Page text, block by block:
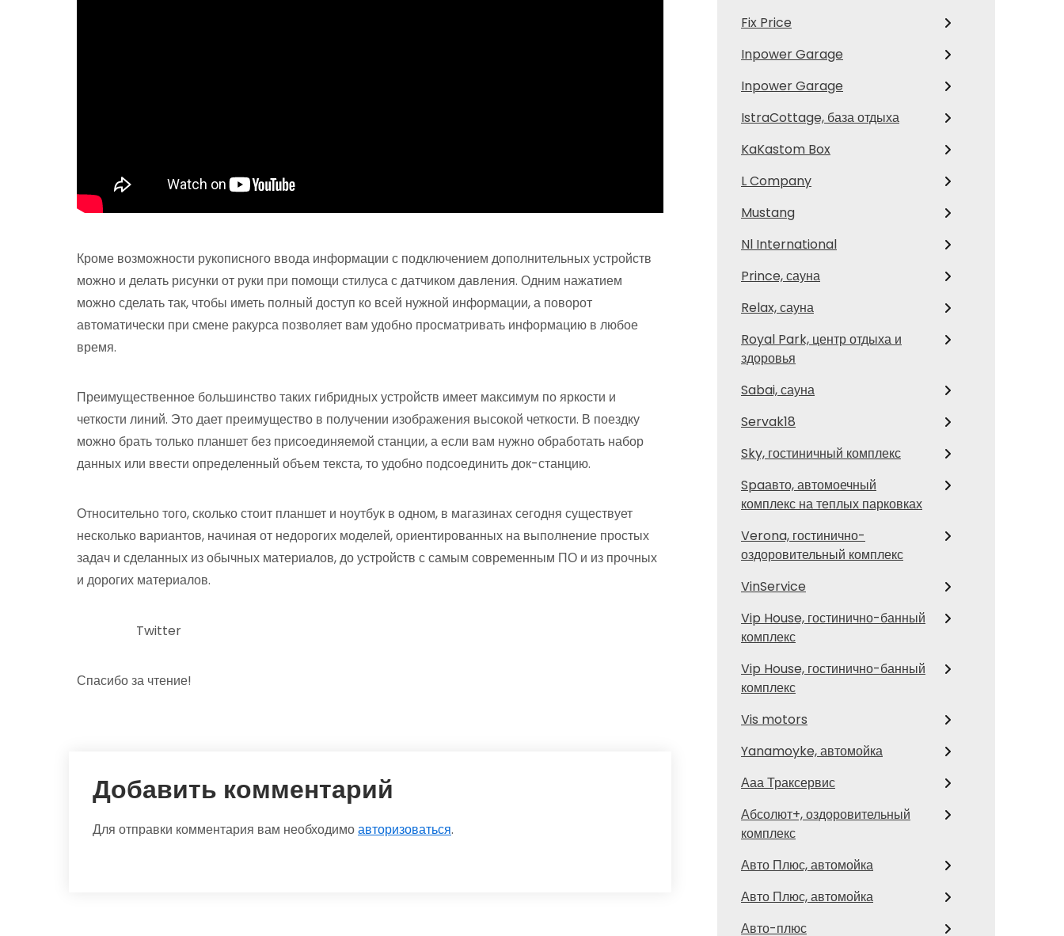
Кроме возможности рукописного ввода информации с подключением дополнительных устройств
можно и делать рисунки от руки при помощи стилуса с датчиком давления. Одним нажатием
можно сделать так, чтобы иметь полный доступ ко всей нужной информации, а поворот
автоматически при смене ракурса позволяет вам удобно просматривать информацию в любое
время.
Преимущественное большинство таких гибридных устройств имеет максимум по яркости и
четкости линий. Это дает преимущество в получении изображения высокой четкости. В поездку
можно брать только планшет без присоединяемой станции, а если вам нужно обработать набор
данных или ввести определенный объем текста, то удобно подсоединить док-станцию.
Относительно того, сколько стоит планшет и ноутбук в одном, в магазинах сегодня существует
несколько вариантов, начиная от недорогих моделей, ориентированных на выполнение простых
задач и сделанных из обычных материалов, до устройств с самым современным ПО и из прочных
и дорогих материалов.
Twitter
Спасибо за чтение!
Добавить комментарий
Для отправки комментария вам необходимоавторизоваться.
Fix Price
Inpower Garage
Inpower Garage
IstraCottage, база отдыха
KaKastom Box
L Company
Mustang
Nl International
Prince, сауна
Relax, сауна
Royal Park, центр отдыха и
здоровья
Sabai, сауна
Servak18
Sky, гостиничный комплекс
Spaавто, автомоечный
комплекс на теплых парковках
Verona, гостинично-
оздоровительный комплекс
VinService
Vip House, гостинично-банный
комплекс
Vip House, гостинично-банный
комплекс
Vis motors
Yanamoyke, автомойка
Ааа Траксервис
Абсолют+, оздоровительный
комплекс
Авто Плюс, автомойка
Авто Плюс, автомойка
Авто-плюс